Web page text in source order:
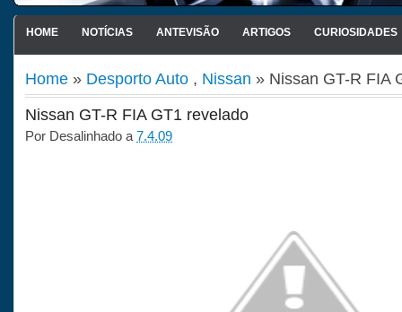
HOME NOTÍCIAS ANTEVISÃO ARTIGOS CURIOSIDADES
Home » Desporto Auto , Nissan » Nissan GT-R FIA
Nissan GT-R FIA GT1 revelado
Por Desalinhado a 7.4.09